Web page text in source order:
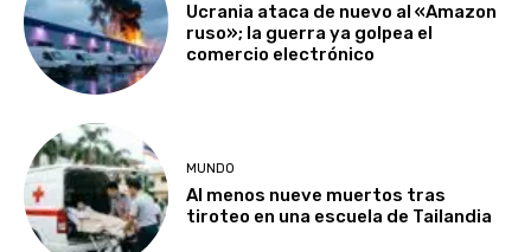
Ucrania ataca de nuevo al «Amazon
ruso»; la guerra ya golpea el
comercio electrónico
MUNDO
Al menos nueve muertos tras
tiroteo en una escuela de Tailandia